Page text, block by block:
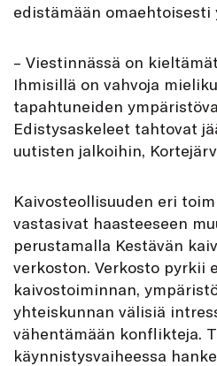
edistämään omaehtoisesti
– Viestinnässä on
Ihmisillä on vahvoja
tapahtuneiden
Edistysaskeleet tahtovat
uutisten jalkoihin,
Kaivosteollisuuden eri
vastasivat haasteeseen
perustamalla Kestävän
verkoston. Verkosto pyrkii
kaivostoiminnan,
yhteiskunnan välisiä
vähentämään konflikteja.
käynnistysvaiheessa